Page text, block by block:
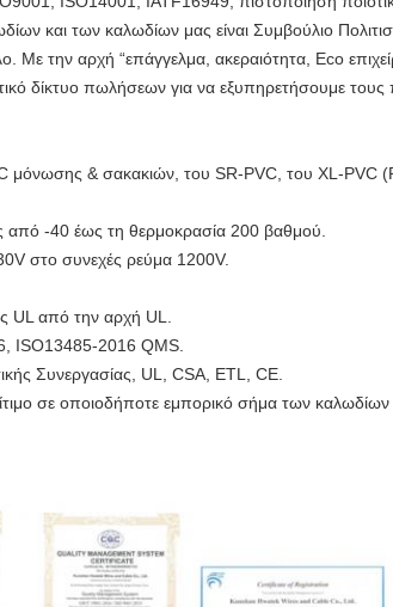
και των καλωδίων μας είναι Συμβούλιο
την αρχή “επάγγελμα, ακεραιότητα, Eco
δίκτυο πωλήσεων για να εξυπηρετήσουμε τους
μόνωσης & σακακιών, του SR-PVC, του XL-PVC
από -40 έως τη θερμοκρασία 200 βαθμού.
στο συνεχές ρεύμα 1200V.
UL από την αρχή UL.
ISO13485-2016 QMS.
Συνεργασίας, UL, CSA, ETL, CE.
σε οποιοδήποτε εμπορικό σήμα των καλωδίων